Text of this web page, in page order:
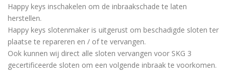
Happy keys inschakelen om de inbraakschade te laten
herstellen.
Happy keys slotenmaker is uitgerust om beschadigde sloten ter
plaatse te repareren en / of te vervangen.
Ook kunnen wij direct alle sloten vervangen voor SKG 3
gecertificeerde sloten om een volgende inbraak te voorkomen.